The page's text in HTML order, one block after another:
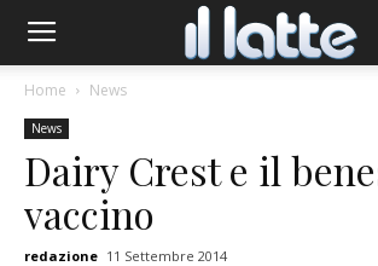
Home News
News
Dairy Crest e il
vaccino
redazione 11 Settembre 2014